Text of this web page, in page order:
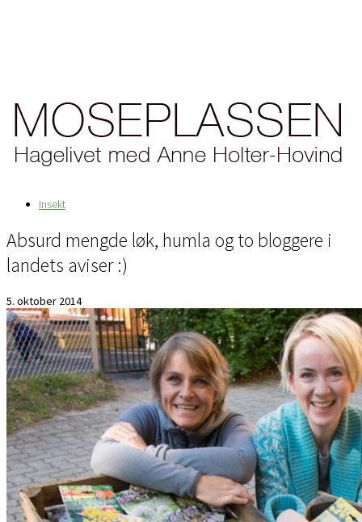
Insekt
Absurd mengde løk, humla og to bloggere i
landets aviser :)
5. oktober 2014